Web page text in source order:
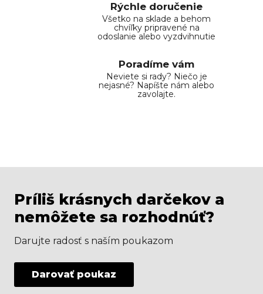
Rýchle doručenie
Všetko na sklade a behom
chvíľky pripravené na
odoslanie alebo vyzdvihnutie
Poradíme vám
Neviete si rady? Niečo je
nejasné? Napíšte nám alebo
zavolajte.
Príliš krásnych darčekov a
nemôžete sa rozhodnúť?
Darujte radosť s naším poukazom
Darovať poukaz